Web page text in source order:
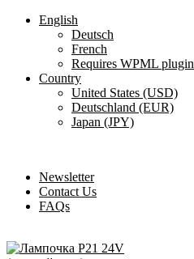
English
Deutsch
French
Requires WPML plugin
Country
United States (USD)
Deutschland (EUR)
Japan (JPY)
Newsletter
Contact Us
FAQs